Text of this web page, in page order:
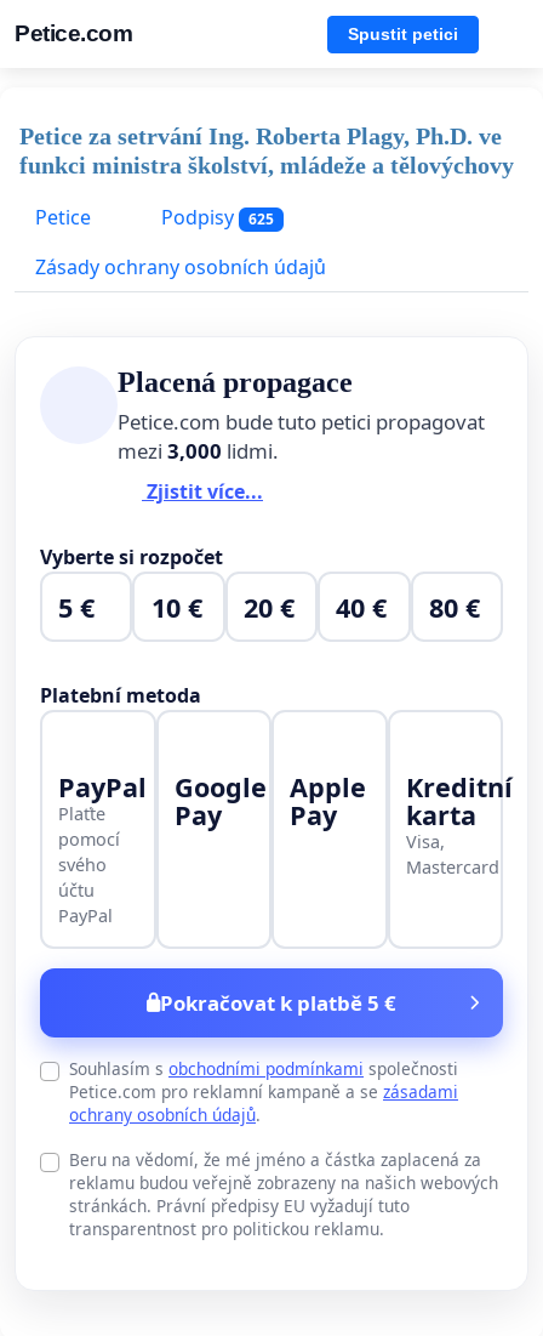
Petice.com Spustit petici
Petice za setrvání Ing. Roberta Plagy, Ph.D. ve
funkci ministra školství, mládeže a tělovýchovy
Petice
Podpisy 625
Zásady ochrany osobních údajů
Placená propagace
Petice.com bude tuto petici propagovat
mezi 3,000 lidmi.
Zjistit více...
Vyberte si rozpočet
5 € 10 € 20 € 40 € 80 €
Platební metoda
PayPal
Plaťte
pomocí
svého
účtu
PayPal
Google
Pay
Apple
Pay
Kreditní
karta
Visa,
Mastercard
Pokračovat k platbě 5 €
Souhlasím s obchodními podmínkami společnosti
Petice.com pro reklamní kampaně a se zásadami
ochrany osobních údajů.
Beru na vědomí, že mé jméno a částka zaplacená za
reklamu budou veřejně zobrazeny na našich webových
stránkách. Právní předpisy EU vyžadují tuto
transparentnost pro politickou reklamu.